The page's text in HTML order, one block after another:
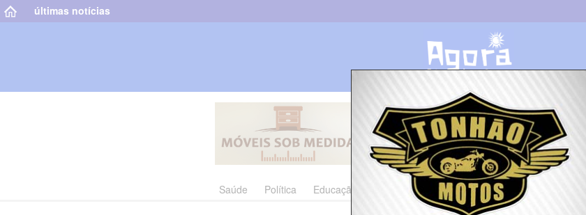
últimas notícias
Saúde Política Educação Cultura Polícia Economia